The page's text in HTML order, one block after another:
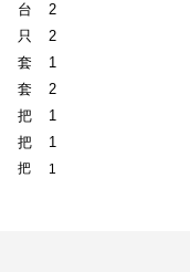
台
2
只
2
套 1
套
2
把
1
把
1
把 1